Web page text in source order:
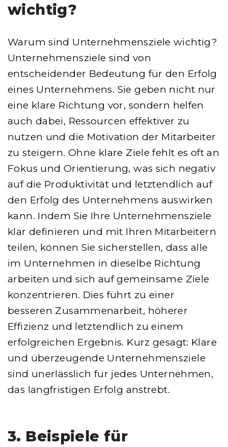
wichtig?
Warum sind Unternehmensziele wichtig?
Unternehmensziele sind von
entscheidender Bedeutung für den Erfolg
eines Unternehmens. Sie geben nicht nur
eine klare Richtung vor, sondern helfen
auch dabei, Ressourcen effektiver zu
nutzen und die Motivation der Mitarbeiter
zu steigern. Ohne klare Ziele fehlt es oft an
Fokus und Orientierung, was sich negativ
auf die Produktivität und letztendlich auf
den Erfolg des Unternehmens auswirken
kann. Indem Sie Ihre Unternehmensziele
klar definieren und mit Ihren Mitarbeitern
teilen, können Sie sicherstellen, dass alle
im Unternehmen in dieselbe Richtung
arbeiten und sich auf gemeinsame Ziele
konzentrieren. Dies führt zu einer
besseren Zusammenarbeit, höherer
Effizienz und letztendlich zu einem
erfolgreichen Ergebnis. Kurz gesagt: Klare
und überzeugende Unternehmensziele
sind unerlässlich für jedes Unternehmen,
das langfristigen Erfolg anstrebt.
3. Beispiele für